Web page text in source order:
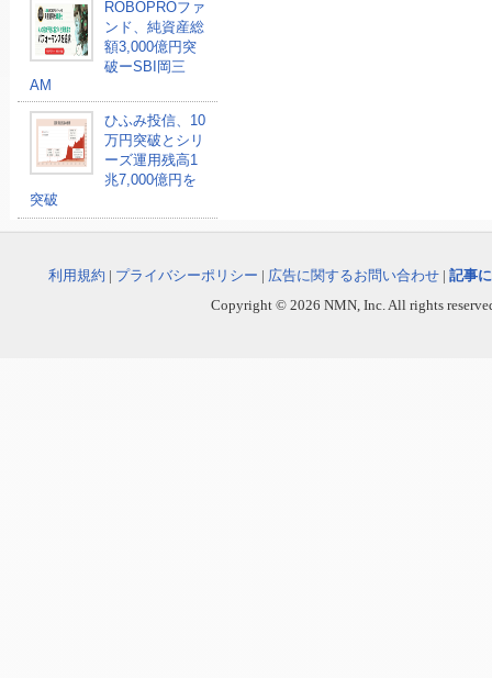
ROBOPROファ
ンド、純資産総
額3,000億円突
破ーSBI岡三
AM
ひふみ投信、10
万円突破とシリ
ーズ運用残高1
兆7,000億円を
突破
利用規約 | プライバシーポリシー | 広告に関するお問い合わせ | 記事
Copyright © 2026 NMN, Inc. All rights